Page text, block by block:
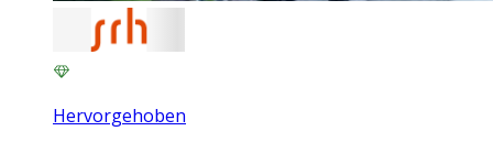
Hervorgehoben